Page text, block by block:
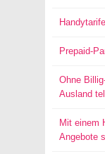
Prepaid-
Ohne
Ausland
Mit einem
Angebote